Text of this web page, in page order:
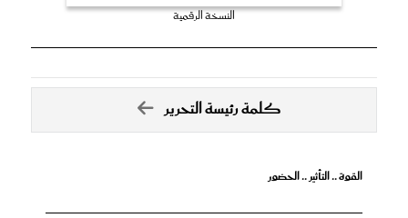
النسخة الرقمية
كلمة رئيسة التحرير
القوة .. التأثير .. الحضور